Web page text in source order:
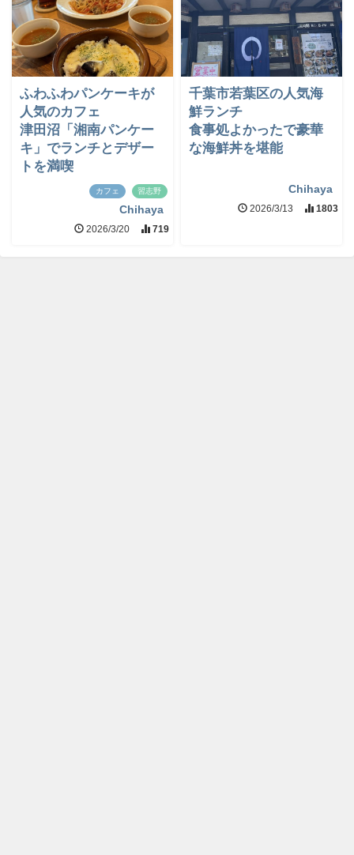
ふわふわパンケーキが
人気のカフェ
津田沼「湘南パンケー
キ」でランチとデザー
トを満喫
カフェ 習志野
Chihaya
2026/3/20 719
千葉市若葉区の人気海
鮮ランチ
食事処よかったで豪華
な海鮮丼を堪能
Chihaya
2026/3/13 1803